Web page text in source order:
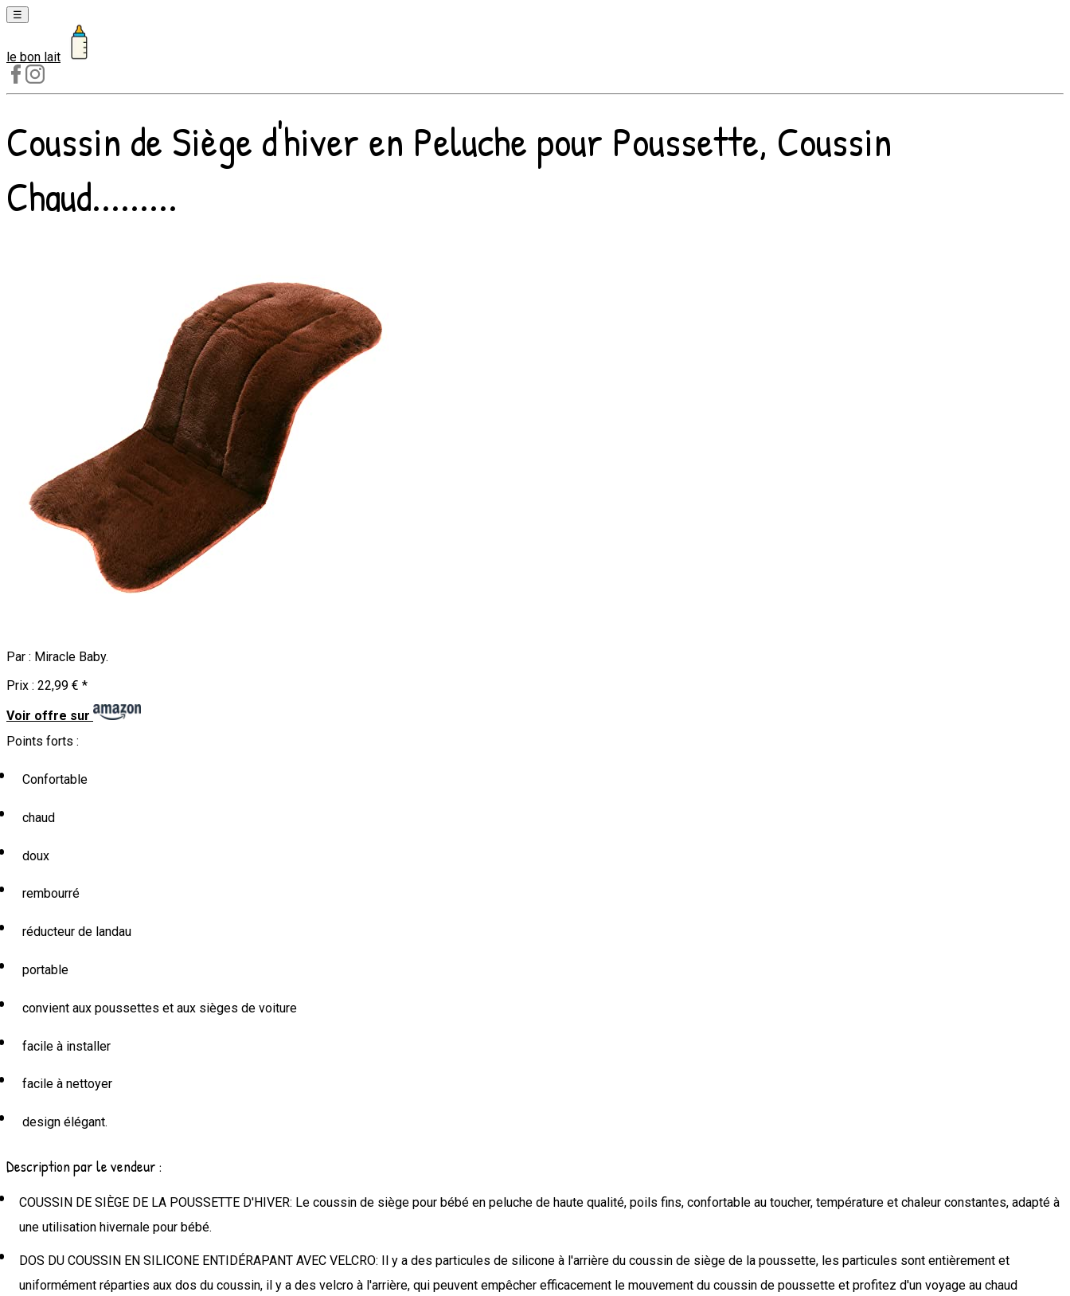
☰
Laits
1er
âge
Laits
2e
Laits
de
le bon lait
Coussin de Siège d'hiver en Peluche pour Poussette, Coussin
Chaud.........
Par : Miracle Baby.
Prix : 22,99 € *
Voir offre sur
Points forts :
Confortable
chaud
doux
rembourré
réducteur de landau
portable
convient aux poussettes et aux sièges de voiture
facile à installer
facile à nettoyer
design élégant.
Description par le vendeur :
COUSSIN DE SIÈGE DE LA POUSSETTE D'HIVER: Le coussin de siège pour bébé en peluche de haute qualité, poils fins, confortable au toucher, température et chaleur constantes, adapté à
une utilisation hivernale pour bébé.
DOS DU COUSSIN EN SILICONE ENTIDÉRAPANT AVEC VELCRO: Il y a des particules de silicone à l'arrière du coussin de siège de la poussette, les particules sont entièrement et
uniformément réparties aux dos du coussin, il y a des velcro à l'arrière, qui peuvent empêcher efficacement le mouvement du coussin de poussette et profitez d'un voyage au chaud